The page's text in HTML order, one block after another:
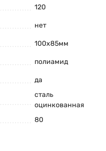
120
нет
100x85мм
полиамид
да
сталь
оцинкованная
80